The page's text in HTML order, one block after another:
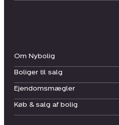
Om Nybolig
Boliger til salg
Ejendomsmægler
Køb & salg af bolig